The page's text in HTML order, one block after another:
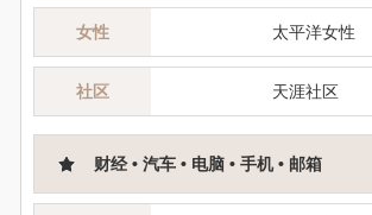
女性 太平洋女性
社区 天涯社区
财经 • 汽车 • 电脑 • 手机 • 邮箱